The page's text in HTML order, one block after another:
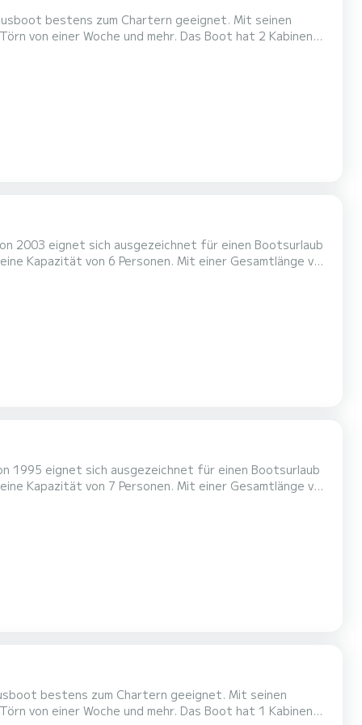
bestens zum Chartern geeignet. Mit seinen
und mehr. Das Boot hat 2 Kabinen
von 9 Metern wird es Ihr perfekter Begleiter sein, um
2003 eignet sich ausgezeichnet für einen Bootsurlaub
dem Wasser in der Umgebung von Chioggia zu
1995 eignet sich ausgezeichnet für einen Bootsurlaub
dem Wasser in der Umgebung von Chioggia zu
bestens zum Chartern geeignet. Mit seinen
und mehr. Das Boot hat 1 Kabinen